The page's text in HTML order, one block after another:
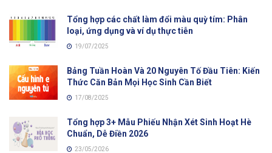
Tổng hợp các chất làm đổi màu quỳ tím: Phân
loại, ứng dụng và ví dụ thực tiễn
19/07/2025
Bảng Tuần Hoàn Và 20 Nguyên Tố Đầu Tiên: Kiến
Thức Căn Bản Mọi Học Sinh Cần Biết
17/08/2025
Tổng hợp 3+ Mẫu Phiếu Nhận Xét Sinh Hoạt Hè
Chuẩn, Dễ Điền 2026
23/05/2026